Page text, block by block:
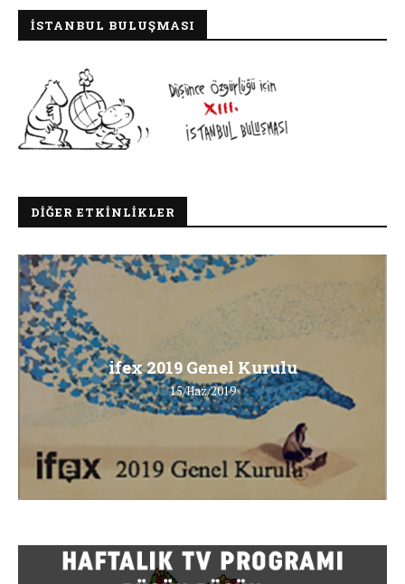
İSTANBUL BULUŞMASI
DIĞER ETKINLIKLER
ifex 2019 Genel Kurulu
15/Haz/2019